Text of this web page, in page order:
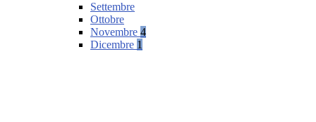
Settembre
Ottobre
Novembre 4
Dicembre 1